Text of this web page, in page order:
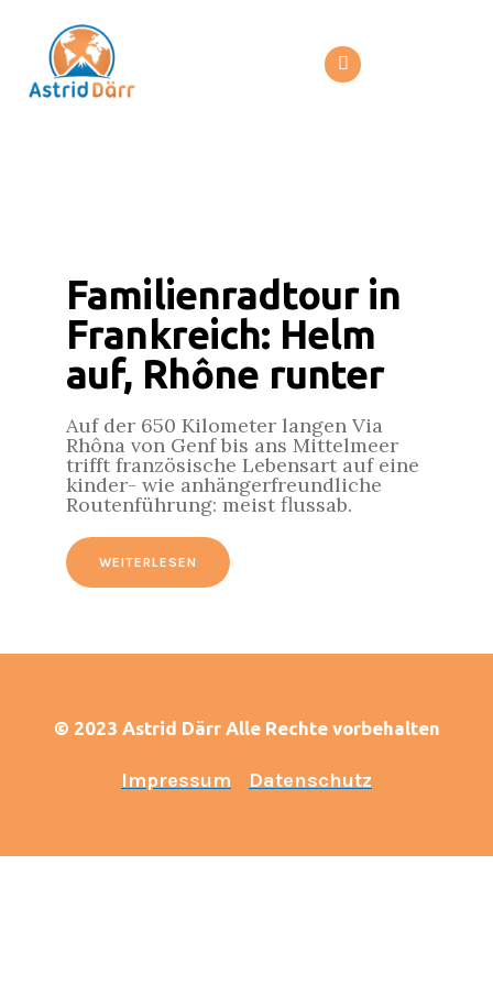
Familienradtour in
Frankreich: Helm
auf, Rhône runter
Auf der 650 Kilometer langen Via
Rhôna von Genf bis ans Mittelmeer
trifft französische Lebensart auf eine
kinder- wie anhängerfreundliche
Routenführung: meist flussab.
WEITERLESEN
© 2023 Astrid Därr Alle Rechte vorbehalten
Impressum Datenschutz